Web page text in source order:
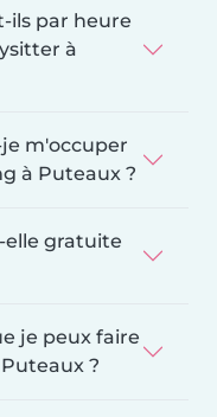
ils par heure
à
m'occuper
à Puteaux ?
elle gratuite
je peux faire
?